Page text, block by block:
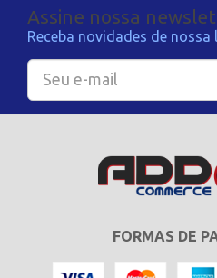
Assine nossa
Receba novidades de nossa
FORMAS DE